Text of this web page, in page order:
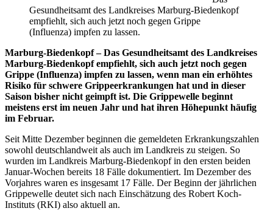
Gesundheitsamt des Landkreises Marburg-Biedenkopf
empfiehlt, sich auch jetzt noch gegen Grippe
(Influenza) impfen zu lassen.
Marburg-Biedenkopf – Das Gesundheitsamt des Landkreises
Marburg-Biedenkopf empfiehlt, sich auch jetzt noch gegen
Grippe (Influenza) impfen zu lassen, wenn man ein erhöhtes
Risiko für schwere Grippeerkrankungen hat und in dieser
Saison bisher nicht geimpft ist. Die Grippewelle beginnt
meistens erst im neuen Jahr und hat ihren Höhepunkt häufig
im Februar.
Seit Mitte Dezember beginnen die gemeldeten Erkrankungszahlen
sowohl deutschlandweit als auch im Landkreis zu steigen. So
wurden im Landkreis Marburg-Biedenkopf in den ersten beiden
Januar-Wochen bereits 18 Fälle dokumentiert. Im Dezember des
Vorjahres waren es insgesamt 17 Fälle. Der Beginn der jährlichen
Grippewelle deutet sich nach Einschätzung des Robert Koch-
Instituts (RKI) also aktuell an.